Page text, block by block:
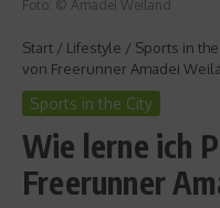
Foto: © Amadei Weiland
Start / Lifestyle / Sports in the
von Freerunner Amadei
Sports in the City
Wie lerne ich
Freerunner